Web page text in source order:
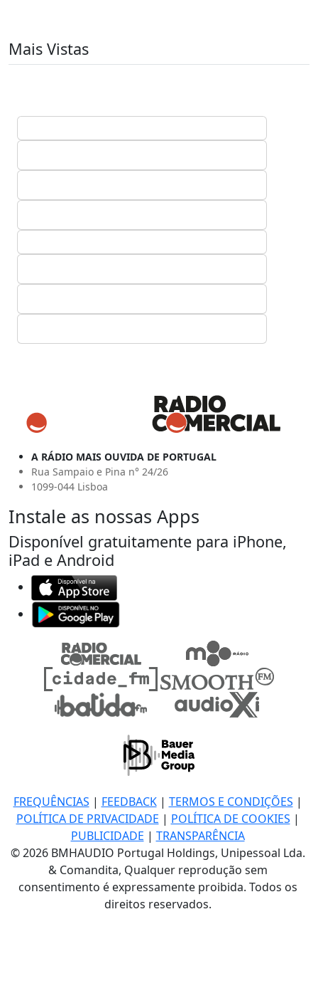
Mais Vistas
A RÁDIO MAIS OUVIDA DE PORTUGAL
Rua Sampaio e Pina n° 24/26
1099-044 Lisboa
Instale as nossas Apps
Disponível gratuitamente para iPhone,
iPad e Android
FREQUÊNCIAS | FEEDBACK| TERMOS E CONDIÇÕES |
POLÍTICA DE PRIVACIDADE | POLÍTICA DE COOKIES |
PUBLICIDADE | TRANSPARÊNCIA
© 2026 BMHAUDIO Portugal Holdings, Unipessoal Lda.
& Comandita, Qualquer reprodução sem
consentimento é expressamente proibida. Todos os
direitos reservados.